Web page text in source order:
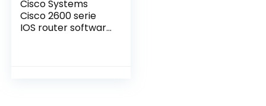
Cisco Systems
Cisco 2600 serie
IOS router software